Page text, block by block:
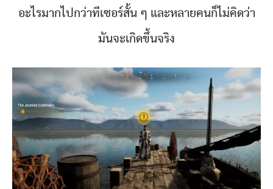
อะไรมากไปกว่าทีเซอร์สั้น ๆ และหลายคนก็ไม่คิดว่า
มันจะเกิดขึ้นจริง